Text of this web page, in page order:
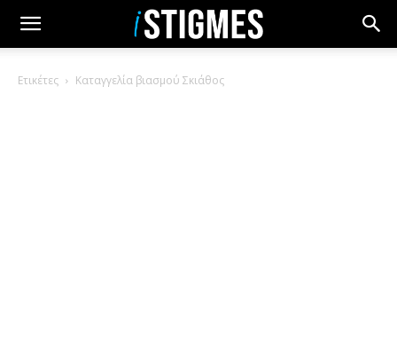
Ετικέτες Καταγγελία βιασμού Σκιάθος